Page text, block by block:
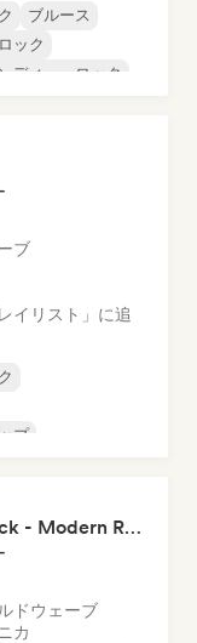
ブルース
ック
ディー・ロック
ブ
イリスト」に追
プ
Rock Music - Classic Rock - Modern Rock
ドウェーブ
カ